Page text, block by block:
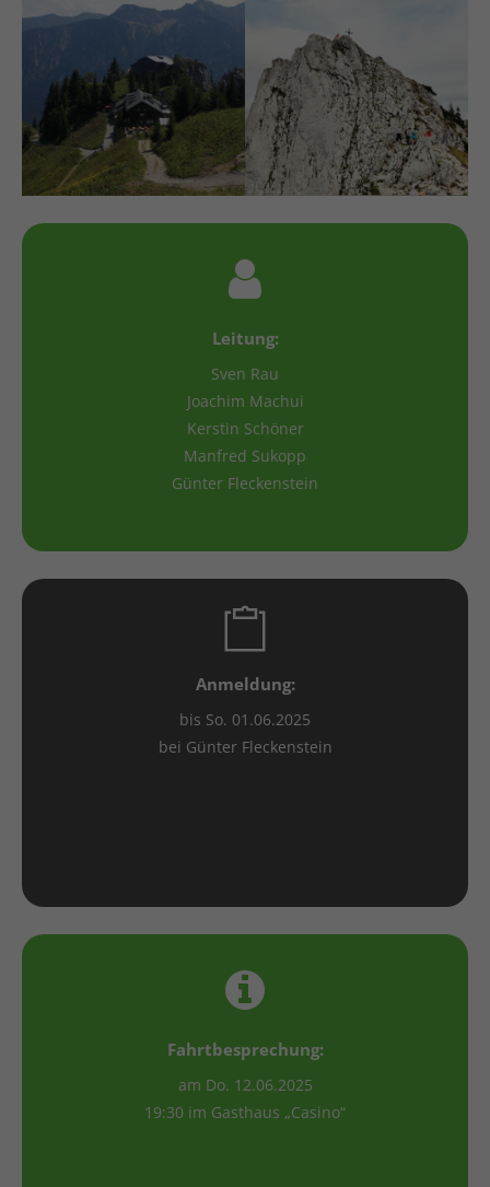
Leitung:
Sven Rau
Joachim Machui
Kerstin Schöner
Manfred Sukopp
Günter Fleckenstein
Anmeldung:
bis So. 01.06.2025
bei Günter Fleckenstein
Fahrtbesprechung:
am Do. 12.06.2025
19:30 im Gasthaus „Casino“